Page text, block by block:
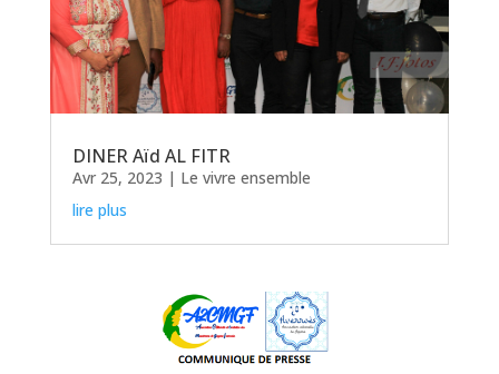
DINER Aïd AL FITR
Avr 25, 2023 | Le vivre ensemble
lire plus